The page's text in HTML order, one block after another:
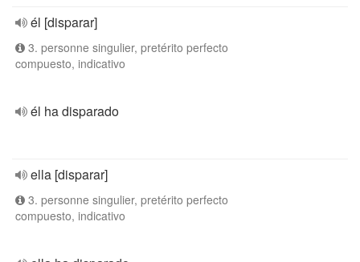
él [disparar]
3. personne singulier, pretérito perfecto
compuesto, indicativo
él ha disparado
ella [disparar]
3. personne singulier, pretérito perfecto
compuesto, indicativo